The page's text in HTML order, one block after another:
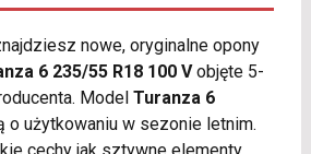
nowe, oryginalne opony
6 235/55 R18 100 Vobjęte 5-
Model Turanza 6
o użytkowaniu w sezonie letnim.